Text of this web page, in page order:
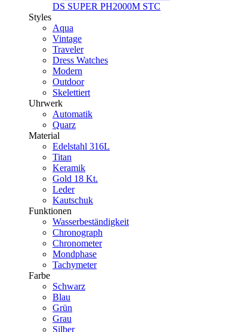
DS SUPER PH2000M STC
Styles
Aqua
Vintage
Traveler
Dress Watches
Modern
Outdoor
Skelettiert
Uhrwerk
Automatik
Quarz
Material
Edelstahl 316L
Titan
Keramik
Gold 18 Kt.
Leder
Kautschuk
Funktionen
Wasserbeständigkeit
Chronograph
Chronometer
Mondphase
Tachymeter
Farbe
Schwarz
Blau
Grün
Grau
Silber